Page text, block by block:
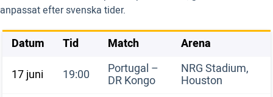
anpassat efter svenska tider.
Datum Tid Match
Arena
17 juni
19:00 Portugal –
DR Kongo
NRG Stadium,
Houston